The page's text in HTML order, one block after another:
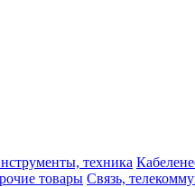
техника
товары Связь,